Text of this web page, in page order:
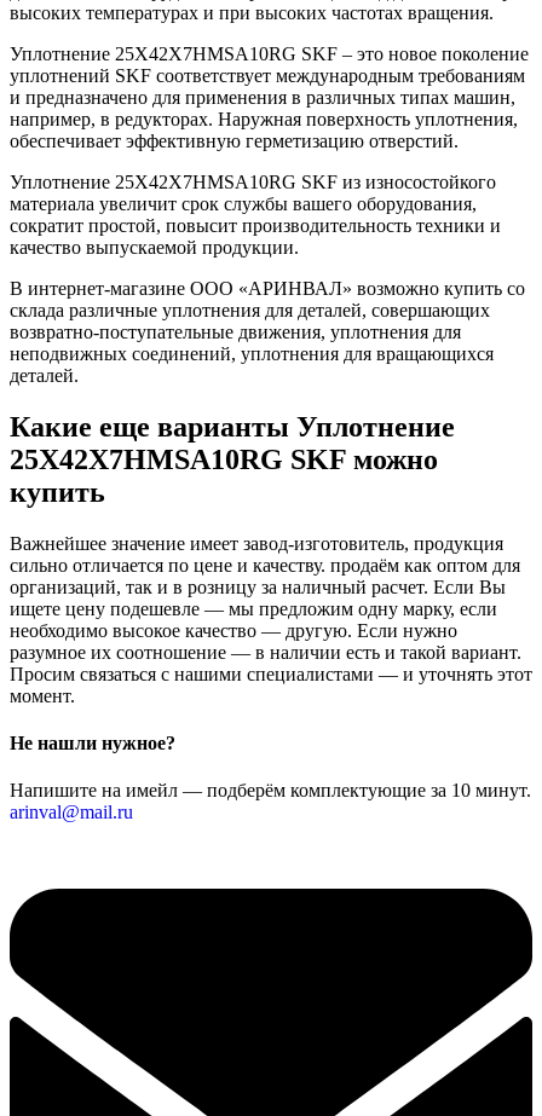
высоких температурах и при высоких частотах вращения.
Уплотнение 25X42X7HMSA10RG SKF – это новое поколение
уплотнений SKF соответствует международным требованиям
и предназначено для применения в различных типах машин,
например, в редукторах. Наружная поверхность уплотнения,
обеспечивает эффективную герметизацию отверстий.
Уплотнение 25X42X7HMSA10RG SKF из износостойкого
материала увеличит срок службы вашего оборудования,
сократит простой, повысит производительность техники и
качество выпускаемой продукции.
В интернет-магазине ООО «АРИНВАЛ» возможно купить со
склада различные уплотнения для деталей, совершающих
возвратно-поступательные движения, уплотнения для
неподвижных соединений, уплотнения для вращающихся
деталей.
Какие еще варианты Уплотнение
25X42X7HMSA10RG SKF можно
купить
Важнейшее значение имеет завод-изготовитель, продукция
сильно отличается по цене и качеству. продаём как оптом для
организаций, так и в розницу за наличный расчет. Если Вы
ищете цену подешевле — мы предложим одну марку, если
необходимо высокое качество — другую. Если нужно
разумное их соотношение — в наличии есть и такой вариант.
Просим связаться с нашими специалистами — и уточнять этот
момент.
Не нашли нужное?
Напишите на имейл — подберём комплектующие за 10 минут.
arinval@mail.ru